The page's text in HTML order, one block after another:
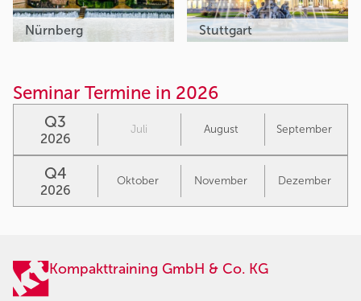
Nürnberg Stuttgart
Seminar Termine in 2026
Q3
2026
Juli August September
Q4
2026
Oktober November Dezember
Kompakttraining GmbH & Co. KG